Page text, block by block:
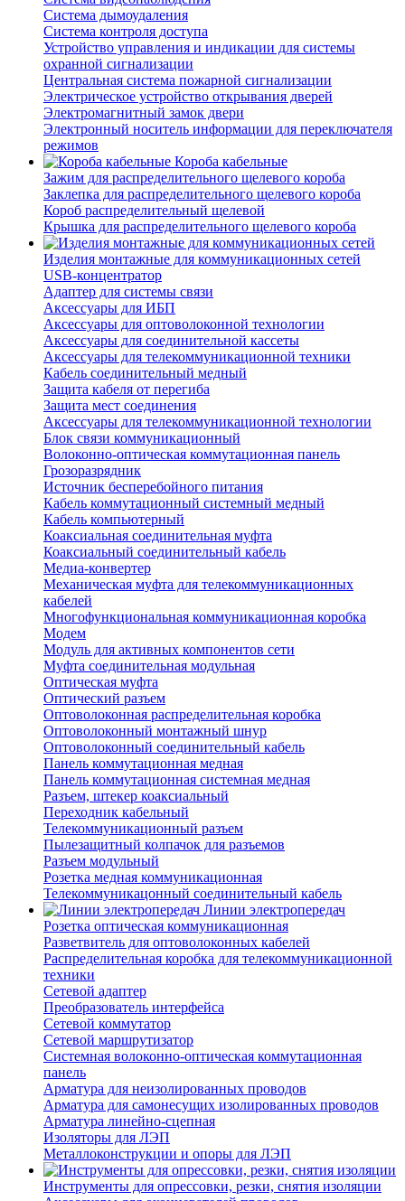
Система дымоудаления
Система контроля доступа
Устройство управления и индикации для системы
охранной сигнализации
Центральная система пожарной сигнализации
Электрическое устройство открывания дверей
Электромагнитный замок двери
Электронный носитель информации для переключателя
режимов
Короба кабельные
Зажим для распределительного щелевого короба
Заклепка для распределительного щелевого короба
Короб распределительный щелевой
Крышка для распределительного щелевого короба
Изделия монтажные для коммуникационных сетей
USB-концентратор
Адаптер для системы связи
Аксессуары для ИБП
Аксессуары для оптоволоконной технологии
Аксессуары для соединительной кассеты
Аксессуары для телекоммуникационной техники
Кабель соединительный медный
Защита кабеля от перегиба
Защита мест соединения
Аксессуары для телекоммуникационной технологии
Блок связи коммуникационный
Волоконно-оптическая коммутационная панель
Грозоразрядник
Источник бесперебойного питания
Кабель коммутационный системный медный
Кабель компьютерный
Коаксиальная соединительная муфта
Коаксиальный соединительный кабель
Медиа-конвертер
Механическая муфта для телекоммуникационных
кабелей
Многофункциональная коммуникационная коробка
Модем
Модуль для активных компонентов сети
Муфта соединительная модульная
Оптическая муфта
Оптический разъем
Оптоволоконная распределительная коробка
Оптоволоконный монтажный шнур
Оптоволоконный соединительный кабель
Панель коммутационная медная
Панель коммутационная системная медная
Разъем, штекер коаксиальный
Переходник кабельный
Телекоммуникационный разъем
Пылезащитный колпачок для разъемов
Разъем модульный
Розетка медная коммуникационная
Телекоммуникацонный соединительный кабель
Линии электропередач
Розетка оптическая коммуникационная
Разветвитель для оптоволоконных кабелей
Распределительная коробка для телекоммуникационной
техники
Сетевой адаптер
Преобразователь интерфейса
Сетевой коммутатор
Сетевой маршрутизатор
Системная волоконно-оптическая коммутационная
панель
Арматура для неизолированных проводов
Арматура для самонесущих изолированных проводов
Арматура линейно-сцепная
Изоляторы для ЛЭП
Металлоконструкции и опоры для ЛЭП
Инструменты для опрессовки, резки, снятия изоляции